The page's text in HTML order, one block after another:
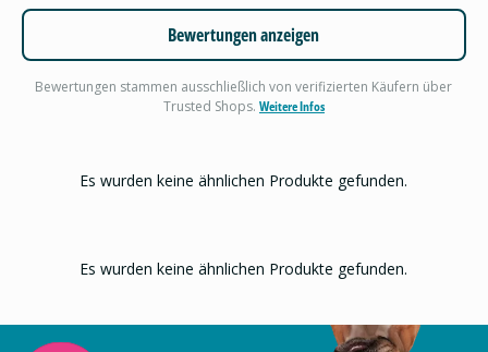
Bewertungen anzeigen
Bewertungen stammen ausschließlich von verifizierten Käufern über
Trusted Shops. Weitere Infos
Es wurden keine ähnlichen Produkte gefunden.
Es wurden keine ähnlichen Produkte gefunden.